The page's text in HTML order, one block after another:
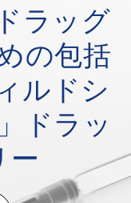
ラッグ
の包括
ルドシ
ドラッ
ー